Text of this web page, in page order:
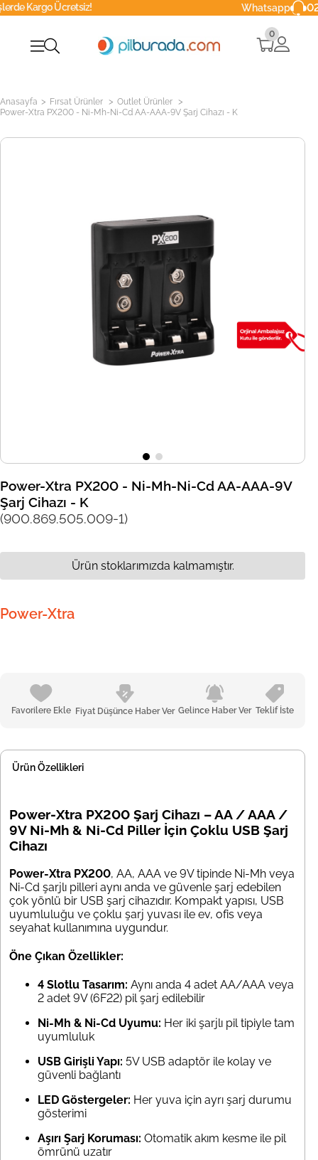
0216 629 90 40
0
Anasayfa > Fırsat Ürünler > Outlet Ürünler >
Power-Xtra PX200 - Ni-Mh-Ni-Cd AA-AAA-9V Şarj Cihazı - K
Power-Xtra PX200 - Ni-Mh-Ni-Cd AA-AAA-9V
Şarj Cihazı - K
(900.869.505.009-1)
Power-Xtra
Favorilere Ekle Fiyat Düşünce Haber Ver Gelince Haber Ver Teklif İste
Ürün stoklarımızda kalmamıştır.
Ürün Özellikleri
Power-Xtra PX200 Şarj Cihazı – AA / AAA /
9V Ni-Mh & Ni-Cd Piller İçin Çoklu USB Şarj
Cihazı
Power-Xtra PX200, AA, AAA ve 9V tipinde Ni-Mh veya
Ni-Cd şarjlı pilleri aynı anda ve güvenle şarj edebilen
çok yönlü bir USB şarj cihazıdır. Kompakt yapısı, USB
uyumluluğu ve çoklu şarj yuvası ile ev, ofis veya
seyahat kullanımına uygundur.
Öne Çıkan Özellikler:
4 Slotlu Tasarım: Aynı anda 4 adet AA/AAA veya
2 adet 9V (6F22) pil şarj edilebilir
Ni-Mh & Ni-Cd Uyumu: Her iki şarjlı pil tipiyle tam
uyumluluk
USB Girişli Yapı: 5V USB adaptör ile kolay ve
güvenli bağlantı
LED Göstergeler: Her yuva için ayrı şarj durumu
gösterimi
Aşırı Şarj Koruması: Otomatik akım kesme ile pil
ömrünü uzatır